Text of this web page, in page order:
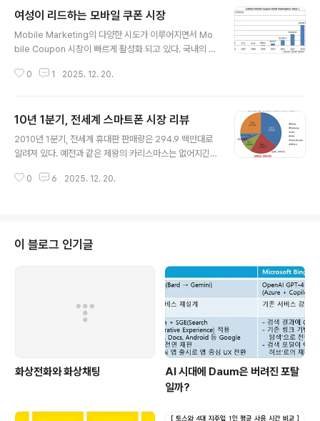
여성이 리드하는 모바일 쿠폰 시장
Mobile Marketing의 다양한 시도가 이루어지면서 Mo
bile Coupon 시장이 빠르게 활성화 되고 있다. 국내의 경
트폰을 통한 쿠폰의 다양한 전달방식(Mobile Tagging,
받고 있다. 최근 발표된 Borrell Associates 보고서에
따르면 모바일 쿠폰 시장은 급성장하고 있다. 2007년과 2
008년에 다소 주춤하더니 2009년부터 본격적인 시동을
서비스 시장 규모를 이룰 것으로 보고 되었다. 이러한 모바
0 1 2025. 12. 20.
10년 1분기, 전세계 스마트폰 시장 리뷰
2010년 1분기, 전세계 휴대판 판매량은 294.9 백만대로
알려져 있다. 예전과 같은 제왕의 카리스마스는 없어지긴
1위를 유지하고 있으며, 2위 21.8%의 삼성, 3위 10.6%
며 4위에 들어가는 기염을 토했다. RIM이 스마트폰 시장
에서의 지배력이 높기는 했지만 전체 Top 5안에 들어간
것은 이번에 처음이다. 그만큼 스마트폰이 전체 시장에서
차지하는 중요도가 높아지고 있다는 것을 의미한다. 이번
분기 전체 휴대폰 판매량의 18.59%를 스마트폰이 차지하
0 6 2025. 12. 20.
이 블로그 인기글
화상전화와 화상채팅
AI 시대에 Daum은 버려진 포탈
일까?